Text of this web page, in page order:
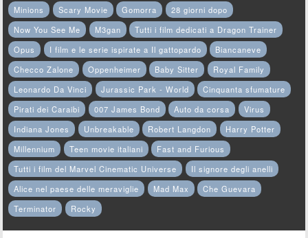
Minions Scary Movie Gomorra
28 giorni dopo
Now You See Me
M3gan
Tutti i film dedicati a Dragon Trainer
Opus
I film e le serie ispirate a Il gattopardo
Biancaneve
Checco Zalone
Oppenheimer Baby Sitter
Royal Family
Leonardo Da Vinci
Jurassic Park - World
Cinquanta sfumature
Pirati dei Caraibi
007 James Bond Auto da corsa
Virus
Indiana Jones
Unbreakable Robert Langdon
Harry Potter
Millennium
Teen movie italiani
Fast and Furious
Tutti i film del Marvel Cinematic Universe
Il signore degli anelli
Alice nel paese delle meraviglie
Mad Max
Che Guevara
Terminator
Rocky